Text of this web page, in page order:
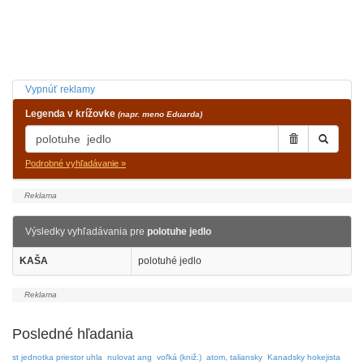
Vypnúť reklamy
Legenda v krížovke (napr. meno Eduarda)
Podrobné vyhľadávanie »
Výsledky vyhľadávania pre polotuhe jedlo
KAŠA polotuhé jedlo
Posledné hľadania
st jednotka priestor uhla nulovat ang voľká (kniž.) atom, taliansky Kanadsky hokejista